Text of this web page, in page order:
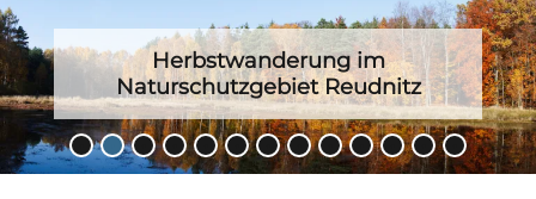
• • • • • • • • • • • • •
Herbstwanderung im
Naturschutzgebiet Reudnitz
Posted
on
By